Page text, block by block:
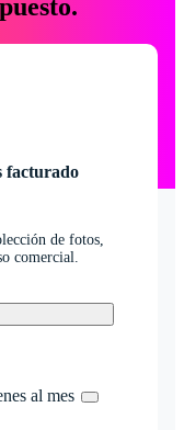
facturado
de fotos,
comercial.
al mes